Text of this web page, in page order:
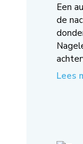
Een
de
Lees